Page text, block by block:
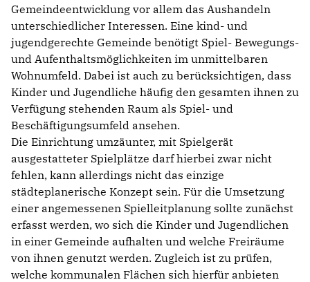
Gemeindeentwicklung vor allem das Aushandeln
unterschiedlicher Interessen. Eine kind- und
jugendgerechte Gemeinde benötigt Spiel- Bewegungs-
und Aufenthaltsmöglichkeiten im unmittelbaren
Wohnumfeld. Dabei ist auch zu berücksichtigen, dass
Kinder und Jugendliche häufig den gesamten ihnen zu
Verfügung stehenden Raum als Spiel- und
Beschäftigungsumfeld ansehen.
Die Einrichtung umzäunter, mit Spielgerät
ausgestatteter Spielplätze darf hierbei zwar nicht
fehlen, kann allerdings nicht das einzige
städteplanerische Konzept sein. Für die Umsetzung
einer angemessenen Spielleitplanung sollte zunächst
erfasst werden, wo sich die Kinder und Jugendlichen
in einer Gemeinde aufhalten und welche Freiräume
von ihnen genutzt werden. Zugleich ist zu prüfen,
welche kommunalen Flächen sich hierfür anbieten